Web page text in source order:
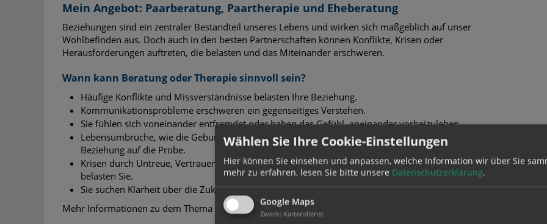
Mein Angebot: Paarberatung, Paartherapie und Eheberatung
Beziehungen sind ein zentraler Bestandteil unseres Lebens und wirken sich maßgeblich auf unser
Wohlbefinden aus. Doch auch in den besten Partnerschaften können Konflikte, Krisen oder
Herausforderungen auftreten, die belasten und das Miteinander erschweren.
Wann kann Beratung oder Therapie sinnvoll sein?
Häufige Konflikte und Missverständnisse belasten Ihre Beziehung.
Kommunikationsprobleme erschweren ein gegenseitiges Verstehen.
Sie fühlen sich voneinander entfremdet oder haben das Gefühl, aneinander vorbeizuleben.
Lebensumbrüche, wie die Geburt eines Kindes oder berufliche Veränderungen, stellen Ihre
Beziehung auf die Probe.
Krisen durch Untreue, Vertrauensbrüche oder ungelöste Konflikte aus der Vergangenheit
belasten Sie.
Sie suchen Klarheit über die Zukunft Ihrer Partnerschaft.
Mehr Informationen zu dem Thema finden Sie hier.
Wählen Sie Ihre Cookie-Einstellungen
Hier können Sie einsehen und anpassen, welche Information wir über Sie
mehr zu erfahren, lesen Sie bitte unsere Datenschutzerklärung.
Google Maps
Zweck: Kartendienst